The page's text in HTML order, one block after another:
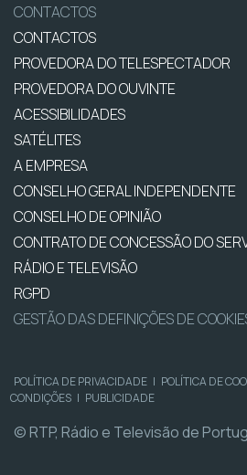
CONTACTOS
CONTACTOS
PROVEDORA DO TELESPECTADOR
PROVEDORA DO OUVINTE
ACESSIBILIDADES
SATÉLITES
A EMPRESA
CONSELHO GERAL INDEPENDENTE
CONSELHO DE OPINIÃO
CONTRATO DE CONCESSÃO DO
RÁDIO E TELEVISÃO
RGPD
GESTÃO DAS DEFINIÇÕES DE
POLÍTICA DE PRIVACIDADE | POLÍTICA DE
CONDIÇÕES | PUBLICIDADE
© RTP, Rádio e Televisão de